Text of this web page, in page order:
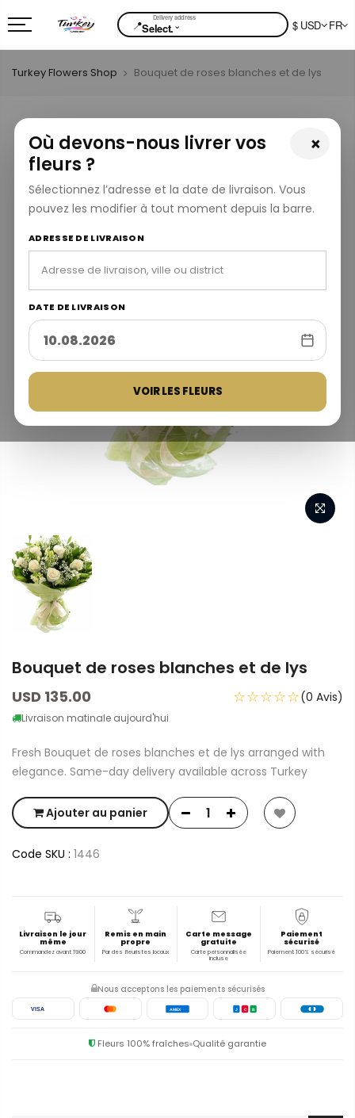
📍Select.⌄ $ USD FR
×
Où devons-nous livrer vos
fleurs ?
Sélectionnez l’adresse et la date de livraison. Vous
pouvez les modifier à tout moment depuis la barre.
ADRESSE DE LIVRAISON
DATE DE LIVRAISON
VOIR LES FLEURS
Turkey Flowers Shop Bouquet de roses blanches et de lys
Bouquet de roses blanches et de lys
USD 135.00
Livraison matinale aujourd'hui
☆☆☆☆☆(0 Avis)
Fresh Bouquet de roses blanches et de lys arranged with
elegance. Same-day delivery available across Turkey
Ajouter au panier
Code SKU : 1446
Livraison le jour
même
Commandez avant 19:00
Remis en main
propre
Par des fleuristes locaux
Carte message
gratuite
Carte personnalisée
incluse
Paiement
sécurisé
Paiement 100% sécurisé
Nous acceptons les paiements sécurisés
VISA AMEX J C B
Fleurs 100% fraîches Qualité garantie